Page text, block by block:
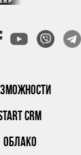
CRM
ОБЛАКО